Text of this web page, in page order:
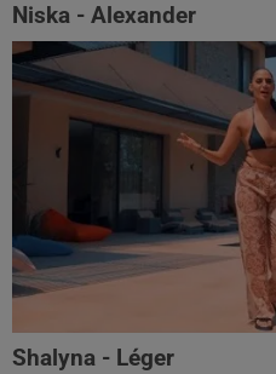
Niska - Alexander
Shalyna - Léger